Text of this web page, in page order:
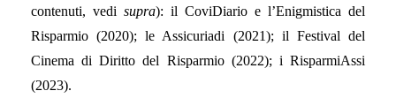
contenuti, vedi supra): il CoviDiario e l’Enigmistica del
Risparmio (2020); le Assicuriadi (2021); il Festival del
Cinema di Diritto del Risparmio (2022); i RisparmiAssi
(2023).